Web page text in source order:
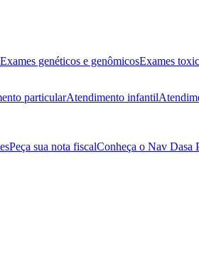
Exames genéticos e genômicosExames
particularAtendimento infantil
Peça sua nota fiscalConheça o Nav Dasa